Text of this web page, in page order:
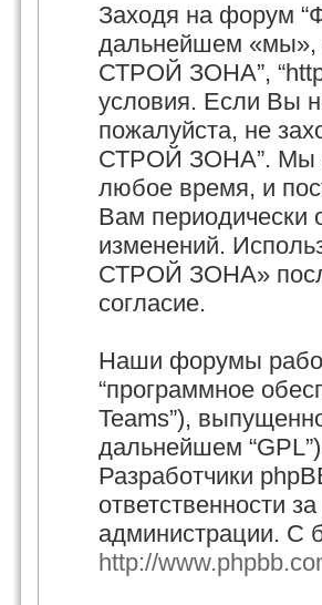
Заходя на форум
дальнейшем «мы»,
СТРОЙ ЗОНА”,
условия. Если Вы
пожалуйста, не
СТРОЙ ЗОНА”. Мы
любое время, и
Вам периодически
изменений.
СТРОЙ ЗОНА»
согласие.
Наши форумы
“программное
Teams”),
дальнейшем
Разработчики
ответственности
администрации. С
http://